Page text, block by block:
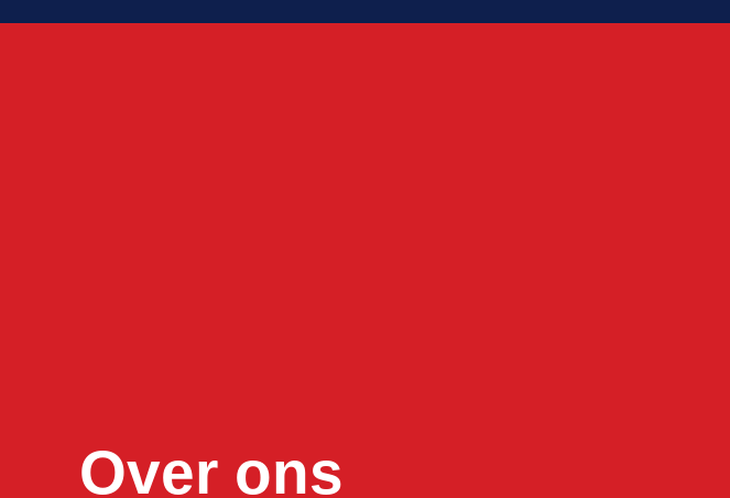
Over ons